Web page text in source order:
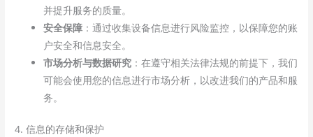
并提升服务的质量。
安全保障 ：通过收集设备信息进行风险监控，以保障您的账
户安全和信息安全。
市场分析与数据研究 ：在遵守相关法律法规的前提下，我们
可能会使用您的信息进行市场分析，以改进我们的产品和服
务。
4. 信息的存储和保护